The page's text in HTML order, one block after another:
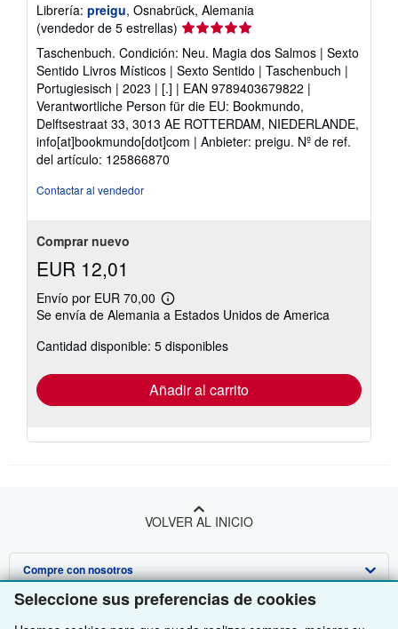
Seleccione sus preferencias de cookies
Librería: preigu, Osnabrück, Alemania
(vendedor de 5 estrellas) Calificación
del
vendedor:
5
de
5
estrellas
Taschenbuch. Condición: Neu. Magia dos Salmos | Sexto
Sentido Livros Místicos | Sexto Sentido | Taschenbuch |
Portugiesisch | 2023 | [.] | EAN 9789403679822 |
Verantwortliche Person für die EU: Bookmundo,
Delftsestraat 33, 3013 AE ROTTERDAM, NIEDERLANDE,
info[at]bookmundo[dot]com | Anbieter: preigu. Nº de ref.
del artículo: 125866870
Contactar al vendedor
Comprar nuevo
EUR 12,01
Envío por EUR 70,00
Más
información
las
tarifas
envío
Se envía de Alemania a Estados Unidos de America
Cantidad disponible: 5 disponibles
Añadir al carrito
VOLVER AL INICIO
Compre con nosotros
Búsqueda avanzada
Venda con nosotros